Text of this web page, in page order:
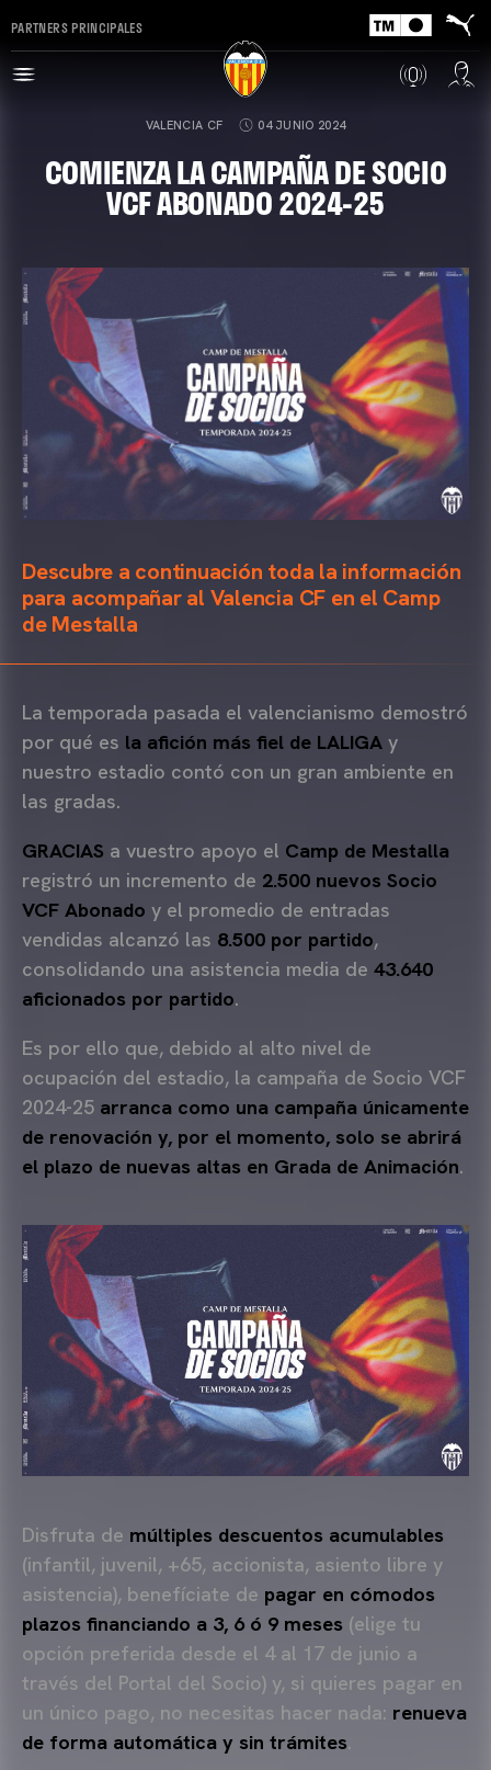
PARTNERS PRINCIPALES
VALENCIA CF 04 JUNIO 2024
COMIENZA LA CAMPAÑA DE SOCIO
VCF ABONADO 2024-25
Descubre a continuación toda la información
para acompañar al Valencia CF en el Camp
de Mestalla
La temporada pasada el valencianismo demostró
por qué es la afición más fiel de LALIGA y
nuestro estadio contó con un gran ambiente en
las gradas.
GRACIAS a vuestro apoyo el Camp de Mestalla
registró un incremento de 2.500 nuevos Socio
VCF Abonado y el promedio de entradas
vendidas alcanzó las 8.500 por partido,
consolidando una asistencia media de 43.640
aficionados por partido.
Es por ello que, debido al alto nivel de
ocupación del estadio, la campaña de Socio VCF
2024-25 arranca como una campaña únicamente
de renovación y, por el momento, solo se abrirá
el plazo de nuevas altas en Grada de Animación.
Disfruta de múltiples descuentos acumulables
(infantil, juvenil, +65, accionista, asiento libre y
asistencia), benefíciate de pagar en cómodos
plazos financiando a 3, 6 ó 9 meses (elige tu
opción preferida desde el 4 al 17 de junio a
través del Portal del Socio) y, si quieres pagar en
un único pago, no necesitas hacer nada: renueva
de forma automática y sin trámites.